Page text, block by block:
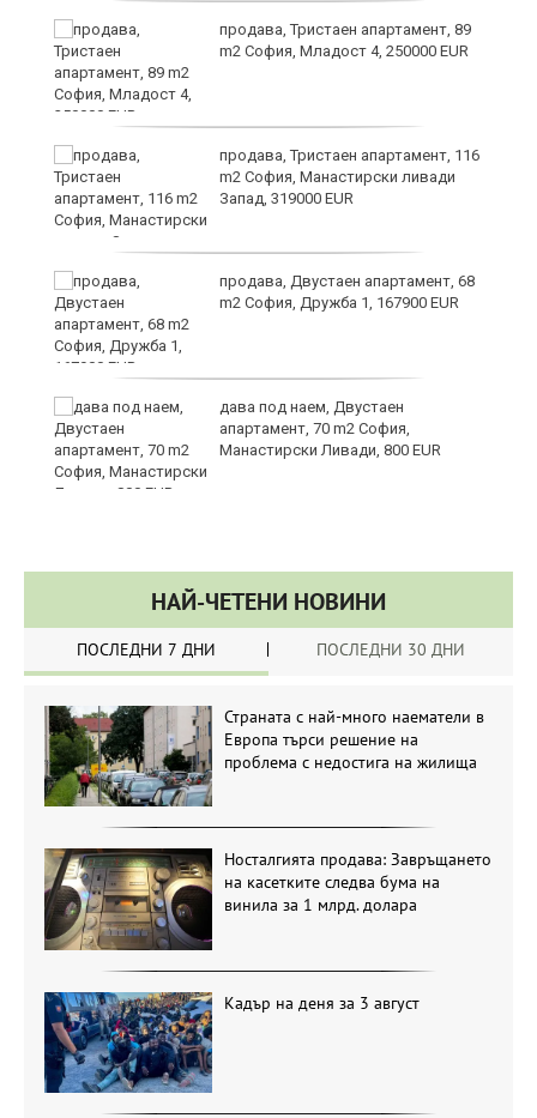
продава, Тристаен апартамент, 89
m2 София, Младост 4, 250000 EUR
продава, Тристаен апартамент, 116
m2 София, Манастирски ливади
Запад, 319000 EUR
продава, Двустаен апартамент, 68
m2 София, Дружба 1, 167900 EUR
дава под наем, Двустаен
апартамент, 70 m2 София,
Манастирски Ливади, 800 EUR
НАЙ-ЧЕТЕНИ НОВИНИ
ПОСЛЕДНИ 7 ДНИ ПОСЛЕДНИ 30 ДНИ
Страната с най-много наематели в
Европа търси решение на
проблема с недостига на жилища
Носталгията продава: Завръщането
на касетките следва бума на
винила за 1 млрд. долара
Кадър на деня за 3 август